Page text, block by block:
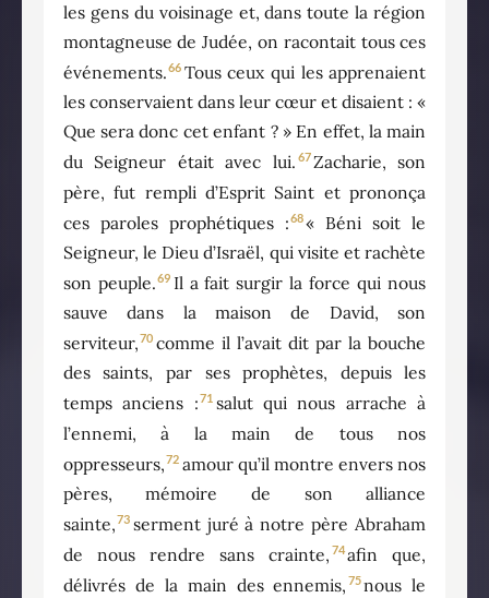
les gens du voisinage et, dans toute la région
montagneuse de Judée, on racontait tous ces
événements.66 Tous ceux qui les apprenaient
les conservaient dans leur cœur et disaient : «
Que sera donc cet enfant ? » En effet, la main
du Seigneur était avec lui. 67Zacharie, son
père, fut rempli d’Esprit Saint et prononça
ces paroles prophétiques :68« Béni soit le
Seigneur, le Dieu d’Israël, qui visite et rachète
son peuple.69 Il a fait surgir la force qui nous
sauve dans la maison de David, son
serviteur,70 comme il l’avait dit par la bouche
des saints, par ses prophètes, depuis les
temps anciens :71 salut qui nous arrache à
l’ennemi, à la main de tous nos
oppresseurs,72 amour qu’il montre envers nos
pères, mémoire de son alliance
sainte,73 serment juré à notre père Abraham
de nous rendre sans crainte, 74afin que,
délivrés de la main des ennemis, 75nous le